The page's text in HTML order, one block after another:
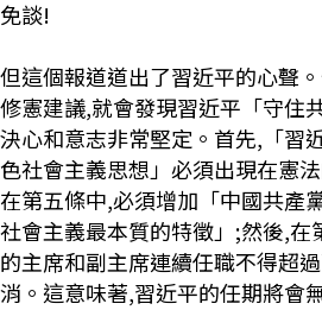
免談!
但這個報道道出了習近平的心聲
修憲建議,就會發現習近平「守住
決心和意志非常堅定。首先,「習
色社會主義思想」必須出現在憲
在第五條中,必須增加「中國共產
社會主義最本質的特徵」;然後,在
的主席和副主席連續任職不得超
消。這意味著,習近平的任期將會